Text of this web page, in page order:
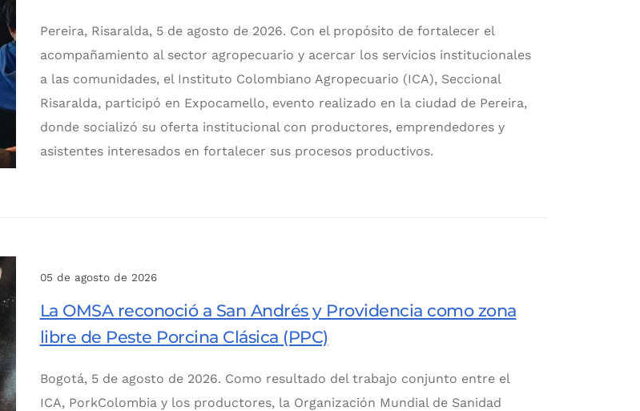
Pereira, Risaralda, 5 de agosto de 2026. Con el propósito de fortalecer el
acompañamiento al sector agropecuario y acercar los servicios institucionales
a las comunidades, el Instituto Colombiano Agropecuario (ICA), Seccional
Risaralda, participó en Expocamello, evento realizado en la ciudad de Pereira,
donde socializó su oferta institucional con productores, emprendedores y
asistentes interesados en fortalecer sus procesos productivos.
05 de agosto de 2026
La OMSA reconoció a San Andrés y Providencia como zona
libre de Peste Porcina Clásica (PPC)
Bogotá, 5 de agosto de 2026. Como resultado del trabajo conjunto entre el
ICA, PorkColombia y los productores, la Organización Mundial de Sanidad